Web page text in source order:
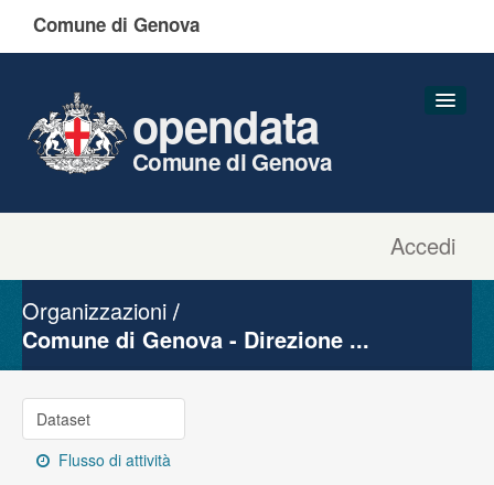
Comune di Genova
Accedi
opendata
Comune di Genova
Gruppi
Organizzazioni
Comune di Genova - Direzione ...
Dataset
Flusso di attività